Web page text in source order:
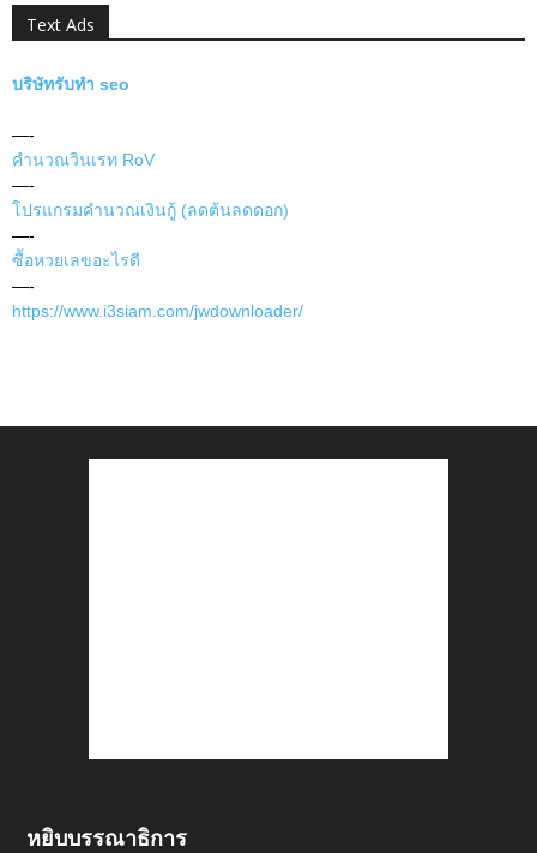
Text Ads
บริษัทรับทำ seo
—-
คำนวณวินเรท RoV
—-
โปรแกรมคำนวณเงินกู้ (ลดต้นลดดอก)
—-
ซื้อหวยเลขอะไรดี
—-
https://www.i3siam.com/jwdownloader/
หยิบบรรณาธิการ